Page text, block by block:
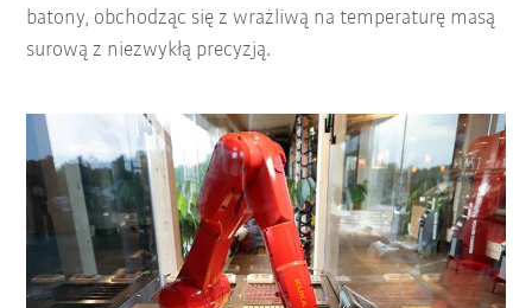
batony, obchodząc się z wrażliwą na temperaturę masą
surową z niezwykłą precyzją.